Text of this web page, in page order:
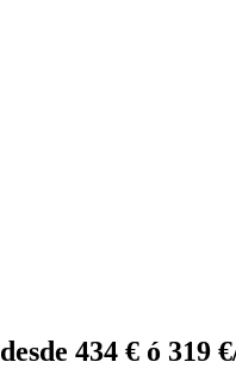
434 € ó 319